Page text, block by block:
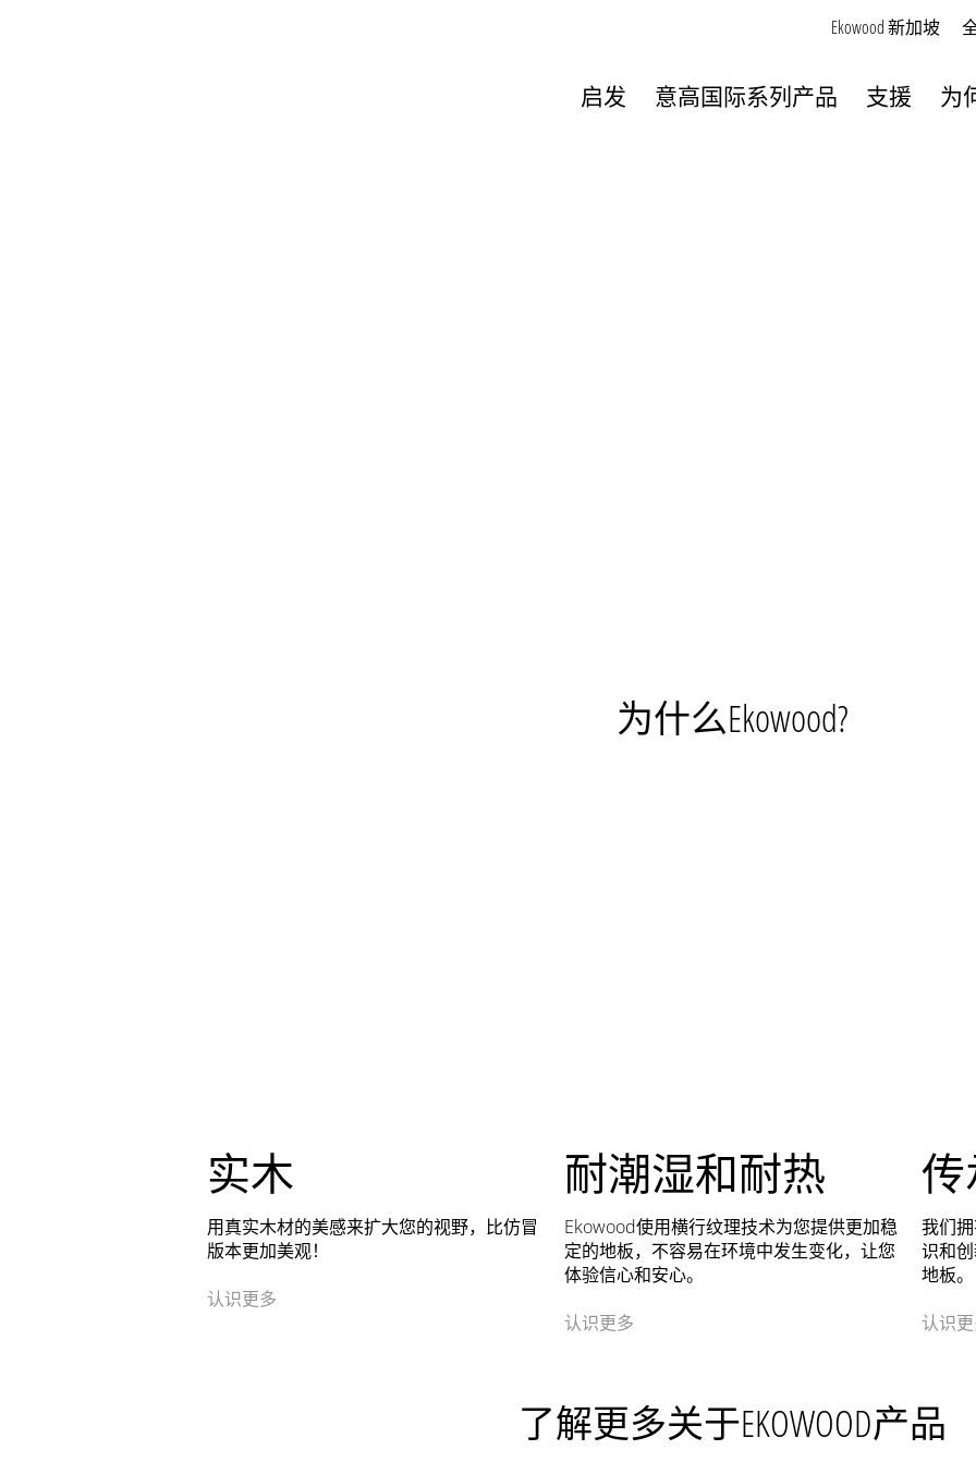
Ekowood 新加坡
启发 意高国际系列产品 支援 为
为什么Ekowood?
实木
用真实木材的美感来扩大您的视野，比仿冒
版本更加美观！
认识更多
耐潮湿和耐热
Ekowood使用横行纹理技术为您提供更加稳
定的地板，不容易在环境中发生变化，让您
体验信心和安心。
认识更多
我们
识和
地板。
认识
了解更多关于EKOWOOD产品